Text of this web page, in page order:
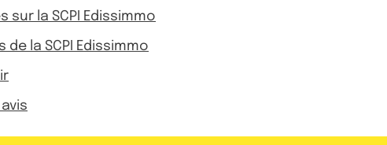
la SCPI Edissimmo
la SCPI Edissimmo